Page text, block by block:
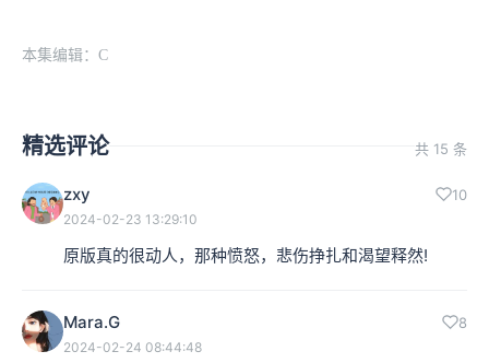
本集编辑：C
精选评论 共 15 条
zxy 10
2024-02-23 13:29:10
原版真的很动人，那种愤怒，悲伤挣扎和渴望释然!
Mara.G 8
2024-02-24 08:44:48